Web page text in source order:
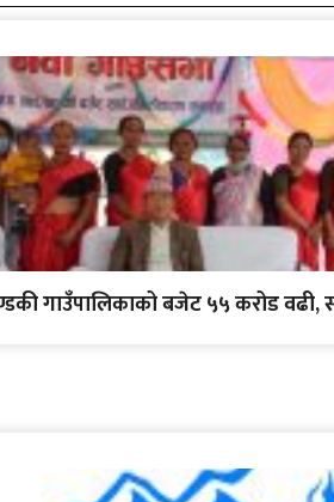
गाउँपालिकाको बजेट ५५ करोड वढी,